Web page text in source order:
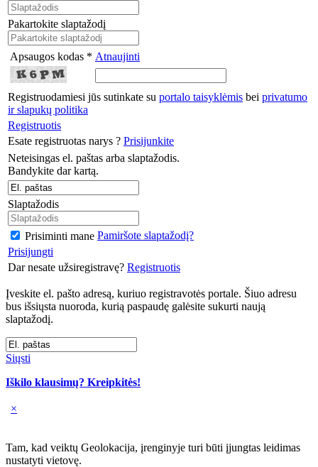
Pakartokite slaptažodį
Apsaugos kodas * Atnaujinti
Registruodamiesi jūs sutinkate su portalo taisyklėmis bei privatumo
ir slapukų politika
Registruotis
Esate registruotas narys ? Prisijunkite
Neteisingas el. paštas arba slaptažodis.
Bandykite dar kartą.
Slaptažodis
Prisiminti mane Pamiršote slaptažodį?
Prisijungti
Dar nesate užsiregistravę? Registruotis
Įveskite el. pašto adresą, kuriuo registravotės portale. Šiuo adresu
bus išsiųsta nuoroda, kurią paspaudę galėsite sukurti naują
slaptažodį.
Siųsti
Iškilo klausimų? Kreipkitės!
×
Tam, kad veiktų Geolokacija, įrenginyje turi būti įjungtas leidimas
nustatyti vietovę.